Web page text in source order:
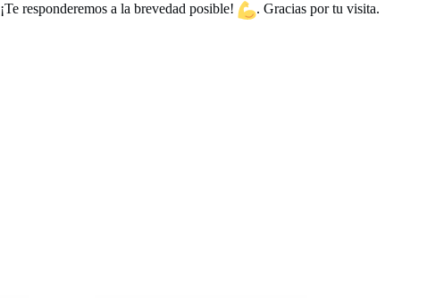
¡Te responderemos a la brevedad posible!
. Gracias por tu visita.